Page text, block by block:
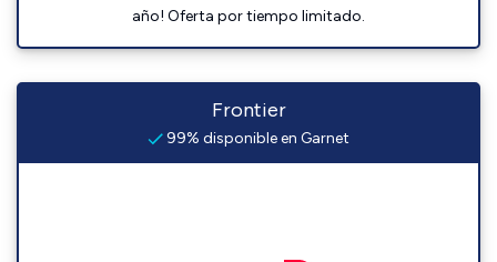
año! Oferta por tiempo limitado.
Frontier
99% disponible en Garnet